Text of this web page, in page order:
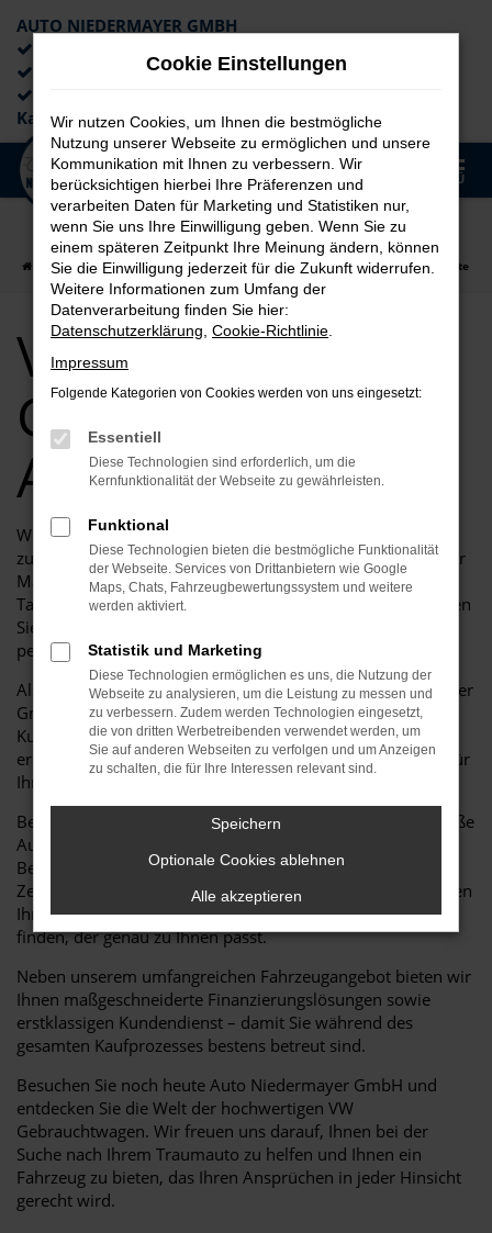
Zum
Hauptinhalt
springen
AUTO NIEDERMAYER GMBH
Lieferung an die Haustür
Kaufabwicklung
MENÜ
Startseite auto VW VW Golf VW Golf Gebrauchtwagen Angebote
VW Golf
Gebrauchtwagen
Angebote
Willkommen bei Auto Niedermayer GmbH, Ihrem
zuverlässigen Partner für hochwertige Gebrauchtwagen der
Marke VW.
Tauchen Sie ein in unsere vielfältige Auswahl und entdecken
Sie, warum ein VW Golf Gebrauchtwagen bei uns die
perfekte Wahl für Sie ist.
Als freier Händler für VW Fahrzeuge steht Auto Niedermayer
GmbH seit Jahren für Qualität, Service und
Kundenzufriedenheit. Wir bieten Ihnen eine breite Palette
erstklassiger Gebrauchtwagen, die sorgfältig geprüft und für
Ihren Fahrkomfort optimiert wurden.
Bei Auto Niedermayer GmbH finden Sie nicht nur eine große
Auswahl an Fahrzeugen, sondern auch eine professionelle
Beratung durch unser erfahrenes Team. Wir nehmen uns
Zeit, Ihre Wünsche und Bedürfnisse zu verstehen und helfen
Ihnen dabei, den perfekten VW Golf Gebrauchtwagen zu
finden, der genau zu Ihnen passt.
Neben unserem umfangreichen Fahrzeugangebot bieten wir
Ihnen maßgeschneiderte Finanzierungslösungen sowie
erstklassigen Kundendienst – damit Sie während des
gesamten Kaufprozesses bestens betreut sind.
Besuchen Sie noch heute Auto Niedermayer GmbH und
entdecken Sie die Welt der hochwertigen VW
Gebrauchtwagen. Wir freuen uns darauf, Ihnen bei der
Suche nach Ihrem Traumauto zu helfen und Ihnen ein
Fahrzeug zu bieten, das Ihren Ansprüchen in jeder Hinsicht
gerecht wird.
Cookie Einstellungen
Wir nutzen Cookies, um Ihnen die bestmögliche
Nutzung unserer Webseite zu ermöglichen und unsere
Kommunikation mit Ihnen zu verbessern. Wir
berücksichtigen hierbei Ihre Präferenzen und
verarbeiten Daten für Marketing und Statistiken nur,
wenn Sie uns Ihre Einwilligung geben. Wenn Sie zu
einem späteren Zeitpunkt Ihre Meinung ändern, können
Sie die Einwilligung jederzeit für die Zukunft widerrufen.
Weitere Informationen zum Umfang der
Datenverarbeitung finden Sie hier:
Datenschutzerklärung Cookie-Richtlinie
Impressum
Folgende Kategorien von Cookies werden von uns eingesetzt:
Essentiell
Diese Technologien sind erforderlich, um die
Kernfunktionalität der Webseite zu gewährleisten.
Funktional
Diese Technologien bieten die bestmögliche Funktionalität
der Webseite. Services von Drittanbietern wie Google
Maps, Chats, Fahrzeugbewertungssystem und weitere
werden aktiviert.
Statistik und Marketing
Diese Technologien ermöglichen es uns, die Nutzung der
Webseite zu analysieren, um die Leistung zu messen und
zu verbessern. Zudem werden Technologien eingesetzt,
die von dritten Werbetreibenden verwendet werden, um
Sie auf anderen Webseiten zu verfolgen und um Anzeigen
zu schalten, die für Ihre Interessen relevant sind.
Speichern
Optionale Cookies ablehnen
Alle akzeptieren